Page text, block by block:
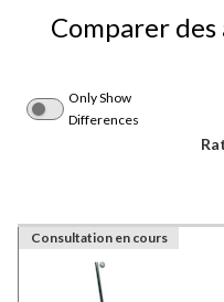
Comparer
Only Show
Differences
Consultation en cours